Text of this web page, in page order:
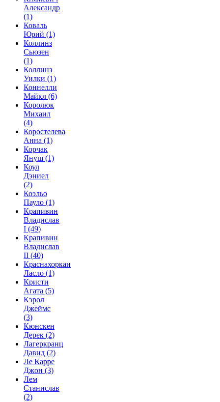
Александр
(1)
Коваль
Юрий (1)
Коллинз
Сьюзен
(1)
Коллинз
Уилки (1)
Коннелли
Майкл (6)
Королюк
Михаил
(4)
Коростелева
Анна (1)
Корчак
Януш (1)
Коул
Дэниел
(2)
Коэльо
Пауло (1)
Крапивин
Владислав
I (49)
Крапивин
Владислав
II (40)
Краснахоркаи
Ласло (1)
Кристи
Агата (5)
Кэрол
Джеймс
(3)
Кюнскен
Дерек (2)
Лагеркранц
Давид (2)
Ле Карре
Джон (3)
Лем
Станислав
(2)